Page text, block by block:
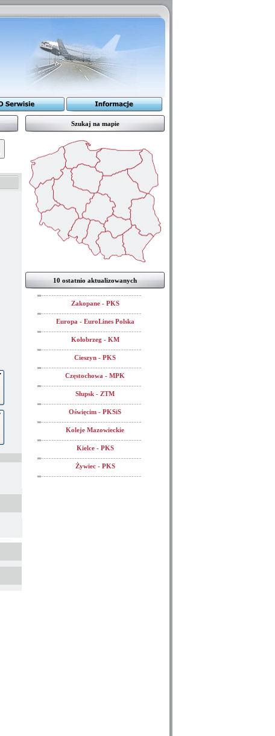
Szukaj na mapie
10 ostatnio aktualizowanych
Zakopane - PKS
Europa - EuroLines Polska
Kołobrzeg - KM
Cieszyn - PKS
Częstochowa - MPK
Słupsk - ZTM
Oświęcim - PKSiS
Koleje Mazowieckie
Kielce - PKS
Żywiec - PKS